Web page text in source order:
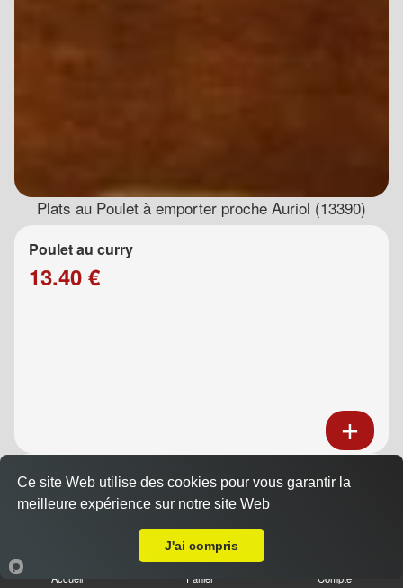
Plats au Poulet à emporter proche Auriol (13390)
Poulet au curry
13.40 €
Poulet au caramel
13.40 €
Accueil Panier Compte
Ce site Web utilise des cookies pour vous garantir la
meilleure expérience sur notre site Web
J'ai compris